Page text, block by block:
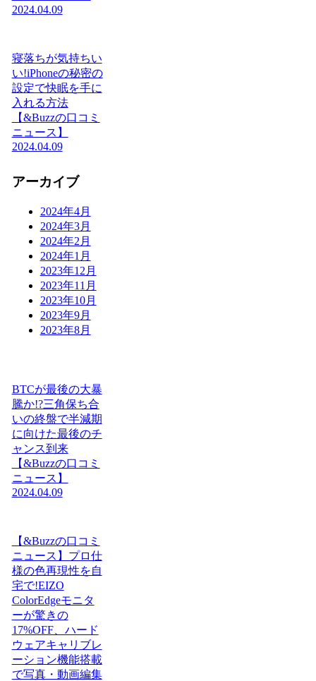
2024.04.09
寝落ちが気持ちい
い!iPhoneの秘密の
設定で快眠を手に
入れる方法
【&Buzzの口コミ
ニュース】
2024.04.09
アーカイブ
2024年4月
2024年3月
2024年2月
2024年1月
2023年12月
2023年11月
2023年10月
2023年9月
2023年8月
BTCが最後の大暴
騰か!?三角保ち合
いの終盤で半減期
に向けた最後のチ
ャンス到来
【&Buzzの口コミ
ニュース】
2024.04.09
【&Buzzの口コミ
ニュース】プロ仕
様の色再現性を自
宅で!EIZO
ColorEdgeモニタ
ーが驚きの
17%OFF、ハード
ウェアキャリブレ
ーション機能搭載
で写真・動画編集